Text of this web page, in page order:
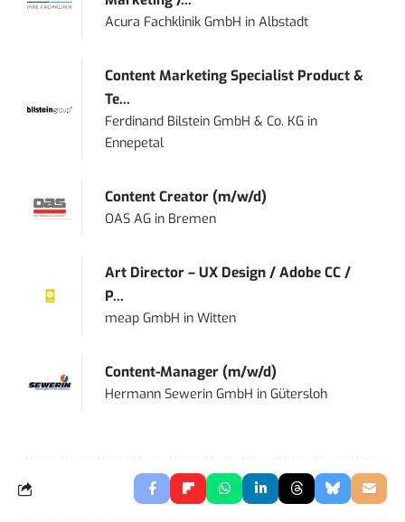
Acura Fachklinik GmbH inAlbstadt
Content Marketing Specialist Product &
Te...
Ferdinand Bilstein GmbH & Co. KG in
Ennepetal
Content Creator (m/w/d)
OAS AG in Bremen
Art Director – UX Design / Adobe CC /
P...
meap GmbH inWitten
Content-Manager (m/w/d)
Hermann Sewerin GmbH inGütersloh